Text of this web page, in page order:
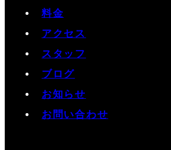
料金
アクセス
スタッフ
ブログ
お知らせ
お問い合わせ